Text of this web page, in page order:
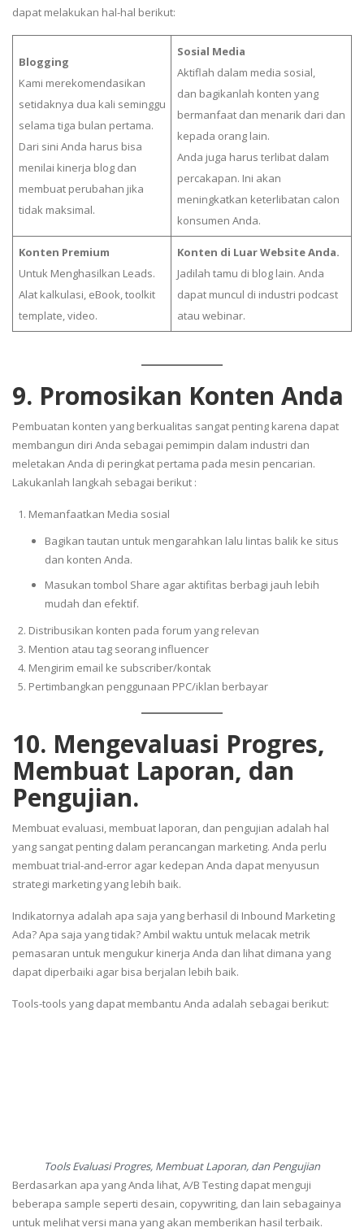
dapat melakukan hal-hal berikut:
Blogging
Kami merekomendasikan
setidaknya dua kali seminggu
selama tiga bulan pertama.
Dari sini Anda harus bisa
menilai kinerja blog dan
membuat perubahan jika
tidak maksimal.
Sosial Media
Aktiflah dalam media sosial,
dan bagikanlah konten yang
bermanfaat dan menarik dari dan
kepada orang lain.
Anda juga harus terlibat dalam
percakapan. Ini akan
meningkatkan keterlibatan calon
konsumen Anda.
Konten Premium
Untuk Menghasilkan Leads.
Alat kalkulasi, eBook, toolkit
template, video.
Konten di Luar Website Anda.
Jadilah tamu di blog lain. Anda
dapat muncul di industri podcast
atau webinar.
9. Promosikan Konten Anda
Pembuatan konten yang berkualitas sangat penting karena dapat
membangun diri Anda sebagai pemimpin dalam industri dan
meletakan Anda di peringkat pertama pada mesin pencarian.
Lakukanlah langkah sebagai berikut :
Memanfaatkan Media sosial
Bagikan tautan untuk mengarahkan lalu lintas balik ke situs
dan konten Anda.
Masukan tombol Share agar aktifitas berbagi jauh lebih
mudah dan efektif.
Distribusikan konten pada forum yang relevan
Mention atau tag seorang influencer
Mengirim email ke subscriber/kontak
Pertimbangkan penggunaan PPC/iklan berbayar
10. Mengevaluasi Progres,
Membuat Laporan, dan
Pengujian.
Membuat evaluasi, membuat laporan, dan pengujian adalah hal
yang sangat penting dalam perancangan marketing. Anda perlu
membuat trial-and-error agar kedepan Anda dapat menyusun
strategi marketing yang lebih baik.
Indikatornya adalah apa saja yang berhasil di Inbound Marketing
Ada? Apa saja yang tidak? Ambil waktu untuk melacak metrik
pemasaran untuk mengukur kinerja Anda dan lihat dimana yang
dapat diperbaiki agar bisa berjalan lebih baik.
Tools-tools yang dapat membantu Anda adalah sebagai berikut:
Tools Evaluasi Progres, Membuat Laporan, dan Pengujian
Berdasarkan apa yang Anda lihat, A/B Testing dapat menguji
beberapa sample seperti desain, copywriting, dan lain sebagainya
untuk melihat versi mana yang akan memberikan hasil terbaik.